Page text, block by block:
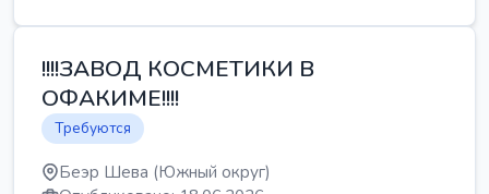
!!!!ЗАВОД КОСМЕТИКИ В
ОФАКИМЕ!!!!
Требуются
Беэр Шева (Южный округ)